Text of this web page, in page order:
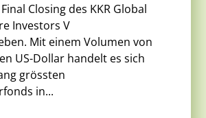
Closing des KKR Global
Investors V
Mit einem Volumen von
US-Dollar handelt es sich
grössten
in...